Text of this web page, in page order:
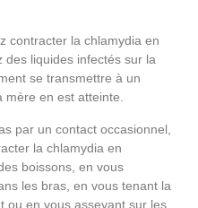
contracter la chlamydia en
des liquides infectés sur la
se transmettre à un
en est atteinte.
par un contact occasionnel,
la chlamydia en
boissons, en vous
les bras, en vous tenant la
ou en vous asseyant sur les